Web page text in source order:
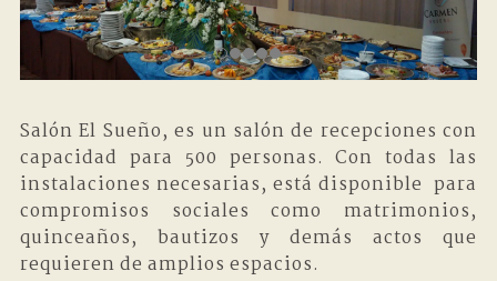
Salón El Sueño, es un salón de recepciones con
capacidad para 500 personas. Con todas las
instalaciones necesarias, está disponible para
compromisos sociales como matrimonios,
quinceaños, bautizos y demás actos que
requieren de amplios espacios.